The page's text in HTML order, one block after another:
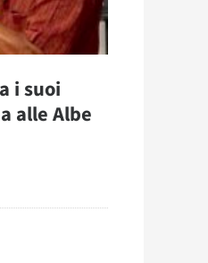
i suoi
alle Albe